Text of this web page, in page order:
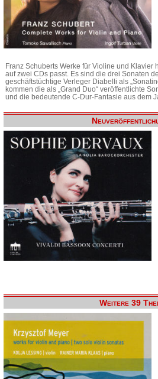
Franz Schuberts Werke für Violine und Klavier
auf zwei CDs passt. Es sind die drei Sonaten
geschäftstüchtige Verleger Diabelli als
kommen die als „Grand Duo“ veröffentlichte
und die bedeutende C-Dur-Fantasie aus dem
Weitere 39